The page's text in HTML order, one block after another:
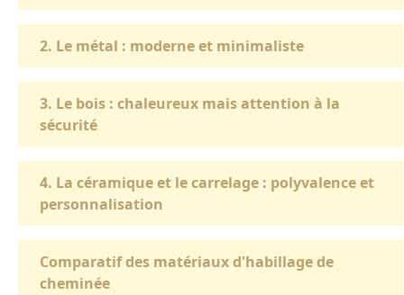
2. Le métal : moderne et minimaliste
3. Le bois : chaleureux mais attention à la
sécurité
4. La céramique et le carrelage : polyvalence et
personnalisation
Comparatif des matériaux d'habillage de
cheminée